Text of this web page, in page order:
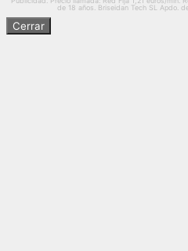
de 18 años. Briseidan Tech SL Apdo.
Cerrar